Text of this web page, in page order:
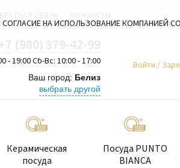
- 19:00 Сб-Вс: 10:00 - 17:00
Ваш город: Белиз
выбрать другой
Войти /
Керамическая
посуда
Посуда PUNTO
BIANCA
НА ИСПОЛЬЗОВАНИЕ КОМПАНИЕЙ